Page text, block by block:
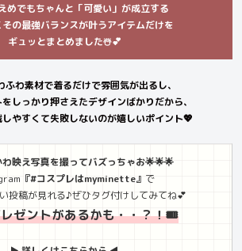
めでもちゃんと「可愛い」が成立する
の最強バランスが叶うアイテムだけを
ギュッとまとめました☃️💕
ふわ素材で着るだけで雰囲気が出るし、
しっかり押さえたデザインばかりだから、
やすくて失敗しないのが嬉しいポイント💖
映え写真を撮ってバズっちゃお🌟🌟🌟
『#コスプレはmyminette』 で
投稿が見れる♪ぜひタグ付けしてみてね💕
ゼントがあるかも・・？！🎟️